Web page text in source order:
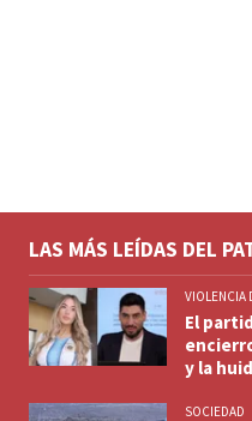
LAS MÁS LEÍDAS DEL
VIOLENCIA
El
y la
SOCIEDAD